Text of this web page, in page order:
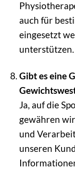
auch für
eingesetzt
unterstützen.
Gibt es eine
Ja, auf die
gewähren
und
unseren